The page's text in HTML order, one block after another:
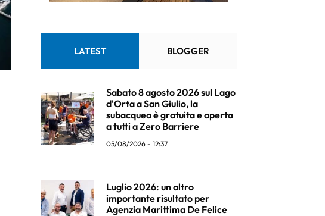
LATEST BLOGGER
Sabato 8 agosto 2026 sul Lago
d'Orta a San Giulio, la
subacquea è gratuita e aperta
a tutti a Zero Barriere
05/08/2026 - 12:37
Luglio 2026: un altro
importante risultato per
Agenzia Marittima De Felice